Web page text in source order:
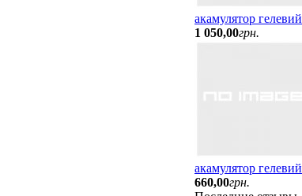
акамулятор
1 050,00грн.
акамулятор
660,00грн.